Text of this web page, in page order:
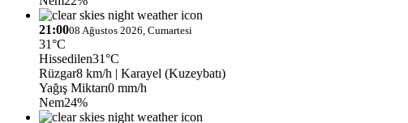
21:0008 Ağustos 2026, Cumartesi
31°C
Hissedilen31°C
Rüzgar8 km/h | Karayel (Kuzeybatı)
Yağış Miktarı0 mm/h
Nem24%